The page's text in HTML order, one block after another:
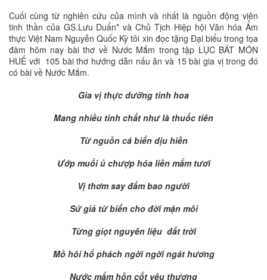
Cuối cùng từ nghiên cứu của mình và nhất là nguồn động viên
tinh thần của GS.Lưu Duẩn* và Chủ Tịch Hiệp hội Văn hóa Ẩm
thực Việt Nam Nguyễn Quốc Kỳ tôi xin đọc tặng Đại biểu trong tọa
đàm hôm nay bài thơ về Nước Mắm trong tập LỤC BÁT MÓN
HUẾ với 105 bài thơ hướng dẫn nấu ăn và 15 bài gia vị trong đó
có bài về Nước Mắm.
Gia vị thực dưỡng tinh hoa
Mang nhiều tinh chất như là thuốc tiên
Từ nguồn cá biển dịu hiền
Ướp muối ủ chượp hóa liền mắm tươi
Vị thơm say đắm bao người
Sứ giả từ biển cho đời mặn môi
Từng giọt nguyên liệu đất trời
Mồ hôi hổ phách ngời ngời ngát hương
Nước mắm hồn cốt yêu thương